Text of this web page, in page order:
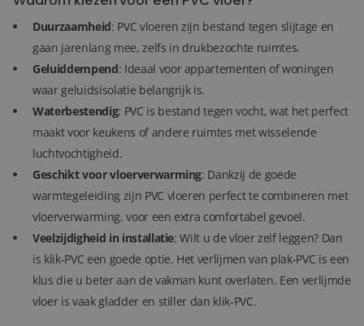
Duurzaamheid: PVC vloeren zijn bestand tegen slijtage en
gaan jarenlang mee, zelfs in drukbezochte ruimtes.
Geluiddempend: Ideaal voor appartementen of woningen
waar geluidsisolatie belangrijk is.
Waterbestendig: PVC is bestand tegen vocht, wat het perfect
maakt voor keukens of andere ruimtes met wisselende
luchtvochtigheid.
Geschikt voor vloerverwarming: Dankzij de goede
warmtegeleiding zijn PVC vloeren perfect te combineren met
vloerverwarming, voor een extra comfortabel gevoel.
Veelzijdigheid in installatie: Wilt u de vloer zelf leggen? Dan
is klik-PVC een goede optie. Het verlijmen van plak-PVC is een
klus die u beter aan de vakman kunt overlaten. Een verlijmde
vloer is vaak gladder en stiller dan klik-PVC.